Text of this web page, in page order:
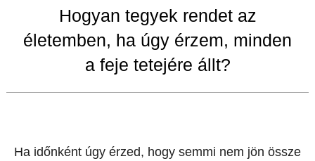
Hogyan tegyek rendet az
életemben, ha úgy érzem, minden
a feje tetejére állt?
Ha időnként úgy érzed, hogy semmi nem jön össze